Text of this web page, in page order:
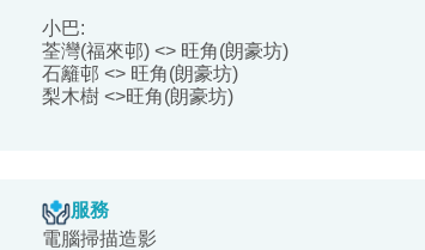
小巴:
荃灣(福來邨) <> 旺角(朗豪坊)
石籬邨 <> 旺角(朗豪坊)
梨木樹 <>旺角(朗豪坊)
服務
電腦掃描造影